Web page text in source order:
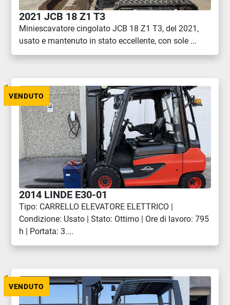
2021 JCB 18 Z1 T3
Miniescavatore cingolato JCB 18 Z1 T3, del 2021,
usato e mantenuto in stato eccellente, con sole ...
VENDUTO
2014 LINDE E30-01
Tipo: CARRELLO ELEVATORE ELETTRICO |
Condizione: Usato | Stato: Ottimo | Ore di lavoro: 795
h | Portata: 3....
VENDUTO